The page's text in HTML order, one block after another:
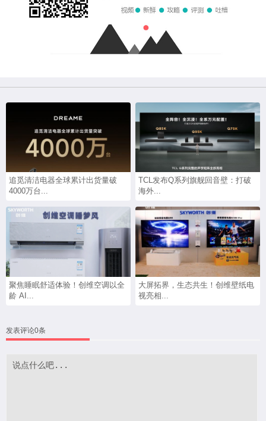
追觅清洁电器全球累计出货量破
4000万台...
TCL发布Q系列旗舰回音壁：打破
海外...
聚焦睡眠舒适体验！创维空调以全
龄 AI...
大屏拓界，生态共生！创维壁纸电
视亮相...
发表评论0条